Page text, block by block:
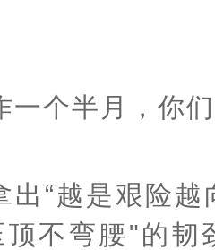
一个半月，你
出“越是艰险
顶不弯腰"的韧